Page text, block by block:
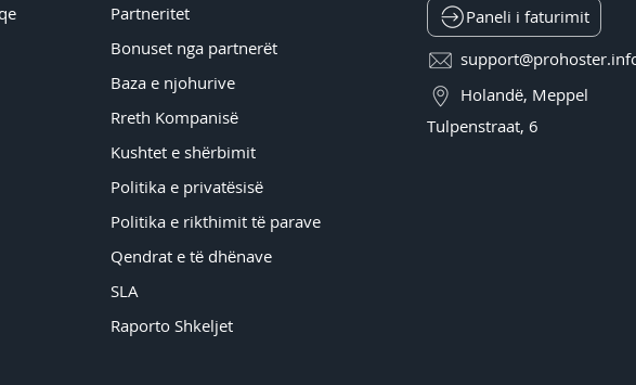
Partneritet
Bonuset nga partnerët
Baza e njohurive
Rreth Kompanisë
Kushtet e shërbimit
Politika e privatësisë
Politika e rikthimit të parave
Qendrat e të dhënave
SLA
Raporto Shkeljet
Paneli i faturimit
Holandë, Meppel
Tulpenstraat, 6